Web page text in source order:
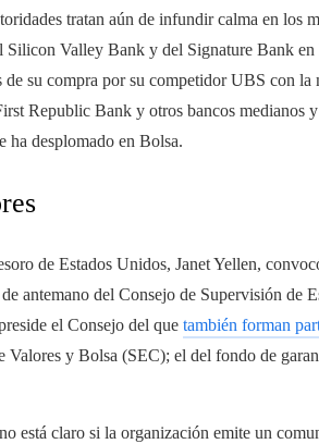
tratan aún de infundir calma en los
Silicon Valley Bank y del Signature Bank
de su compra por su competidor UBS con
Republic Bank y otros bancos medianos
ha desplomado en Bolsa.
de Estados Unidos, Janet Yellen,
antemano del Consejo de Supervisión de
el Consejo del que también forman
Valores y Bolsa (SEC); el del fondo de
está claro si la organización emite un